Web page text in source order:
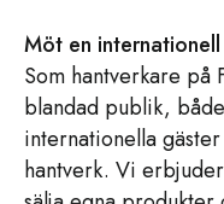
Möt en
Som hantverkare på
blandad publik,
internationella
hantverk. Vi